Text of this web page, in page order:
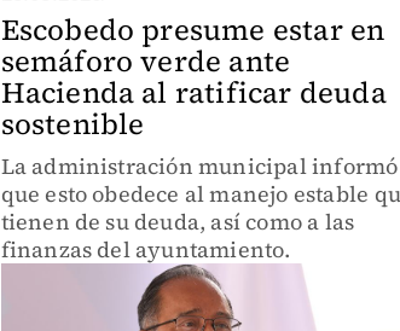
Escobedo presume estar en
semáforo verde ante
Hacienda al ratificar deuda
sostenible
La administración municipal informó
que esto obedece al manejo estable
tienen de su deuda, así como a las
finanzas del ayuntamiento.